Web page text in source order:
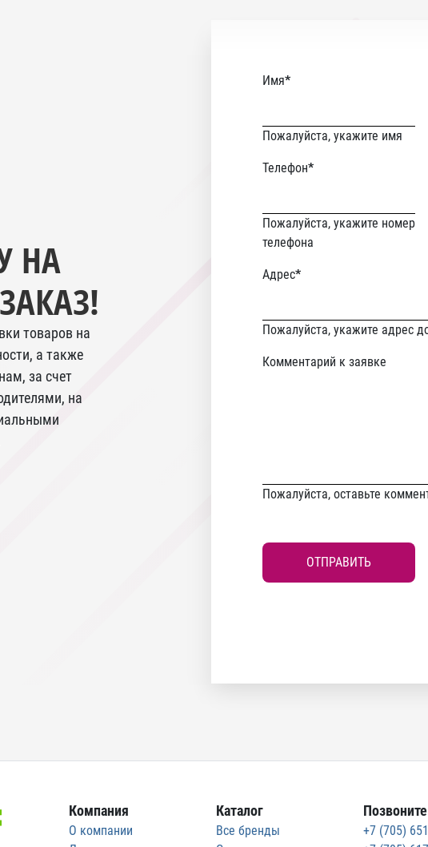
НА
товаров на
а также
за счет
на
Имя*
Пожалуйста, укажите имя
Телефон*
Пожалуйста, укажите номер
телефона
email
Never
give
Адрес*
Пожалуйста, укажите адрес
Комментарий к заявке
Пожалуйста, оставьте
ОТПРАВИТЬ
Компания
О компании
Каталог
Все бренды
+7 (705)